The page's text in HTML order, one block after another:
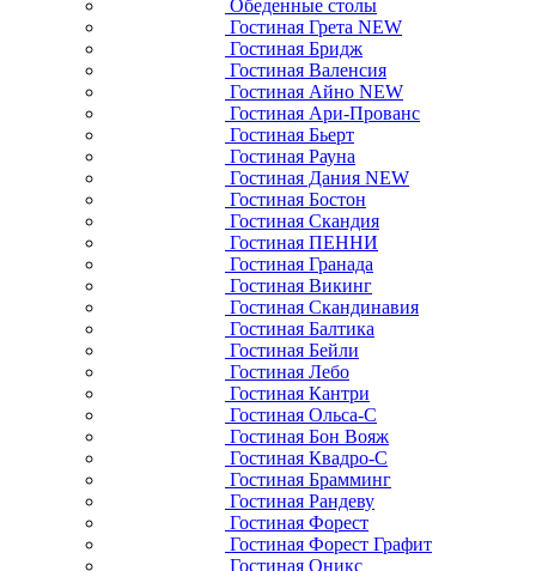
Обеденные столы
Гостиная Грета NEW
Гостиная Бридж
Гостиная Валенсия
Гостиная Айно NEW
Гостиная Ари-Прованс
Гостиная Бьерт
Гостиная Рауна
Гостиная Дания NEW
Гостиная Бостон
Гостиная Скандия
Гостиная ПЕННИ
Гостиная Гранада
Гостиная Викинг
Гостиная Скандинавия
Гостиная Балтика
Гостиная Бейли
Гостиная Лебо
Гостиная Кантри
Гостиная Ольса-С
Гостиная Бон Вояж
Гостиная Квадро-С
Гостиная Брамминг
Гостиная Рандеву
Гостиная Форест
Гостиная Форест Графит
Гостиная Оникс